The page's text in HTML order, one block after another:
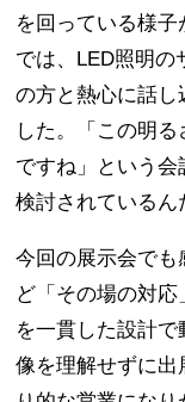
を回っている様
では、LED照明の
の方と熱心に話し
した。「この明
ですね」という
検討されているん
今回の展示会でも
ど「その場の対
を一貫した設計
像を理解せずに出